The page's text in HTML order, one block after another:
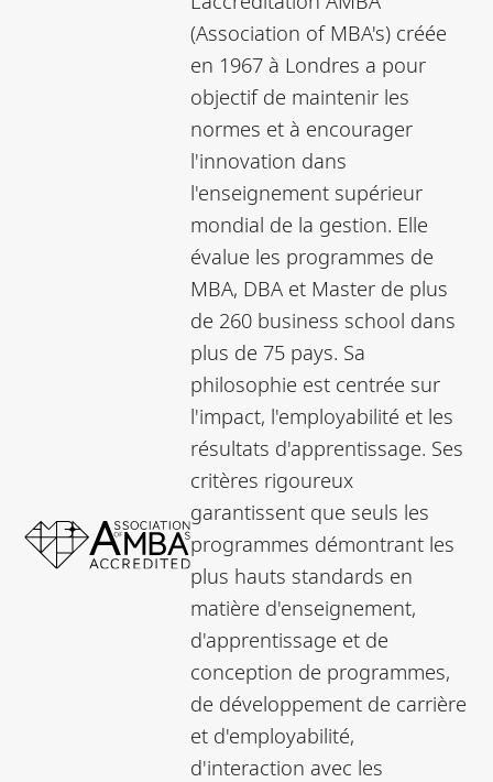
(Association of MBA's) créée
en 1967 à Londres a pour
objectif de maintenir les
normes et à encourager
l'innovation dans
l'enseignement supérieur
mondial de la gestion. Elle
évalue les programmes de
MBA, DBA et Master de plus
de 260 business school dans
plus de 75 pays. Sa
philosophie est centrée sur
l'impact, l'employabilité et les
résultats d'apprentissage. Ses
critères rigoureux
garantissent que seuls les
programmes démontrant les
plus hauts standards en
matière d'enseignement,
d'apprentissage et de
conception de programmes,
de développement de carrière
et d'employabilité,
d'interaction avec les